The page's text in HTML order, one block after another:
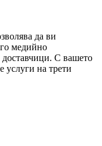
да ви
медийно
С вашето
услуги на трети